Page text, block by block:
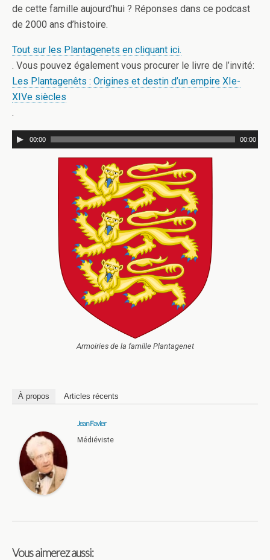
de cette famille aujourd’hui ? Réponses dans ce podcast
de 2000 ans d’histoire.
Tout sur les Plantagenets en cliquant ici.
. Vous pouvez également vous procurer le livre de l’invité:
Les Plantagenêts : Origines et destin d’un empire XIe-
XIVe siècles
.
00:00 00:00
Armoiries de la famille Plantagenet
À propos Articles récents
Jean Favier
Médiéviste
Vous aimerez aussi: